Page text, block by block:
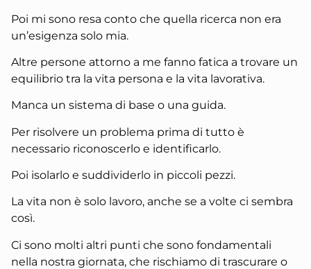
Poi mi sono resa conto che quella ricerca non era
un’esigenza solo mia.
Altre persone attorno a me fanno fatica a trovare un
equilibrio tra la vita persona e la vita lavorativa.
Manca un sistema di base o una guida.
Per risolvere un problema prima di tutto è
necessario riconoscerlo e identificarlo.
Poi isolarlo e suddividerlo in piccoli pezzi.
La vita non è solo lavoro, anche se a volte ci sembra
così.
Ci sono molti altri punti che sono fondamentali
nella nostra giornata, che rischiamo di trascurare o